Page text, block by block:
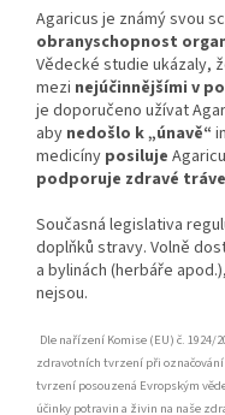
Agaricus je známý svou
obranyschopnost
Vědecké studie ukázaly,
mezi nejúčinnějšími v
je doporučeno užívat
aby nedošlo k „únavě“
medicíny posiluje
podporuje zdravé
Současná legislativa
doplňků stravy. Volně
a bylinách (herbáře
nejsou.
Dle nařízení Komise (EU) č.
zdravotních tvrzení při
tvrzení posouzená Evropským
účinky potravin a živin na naše